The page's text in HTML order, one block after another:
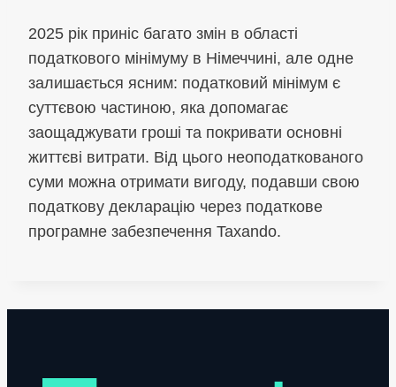
2025 рік приніс багато змін в області
податкового мінімуму в Німеччині, але одне
залишається ясним: податковий мінімум є
суттєвою частиною, яка допомагає
заощаджувати гроші та покривати основні
життєві витрати. Від цього неоподаткованого
суми можна отримати вигоду, подавши свою
податкову декларацію через податкове
програмне забезпечення Taxando.